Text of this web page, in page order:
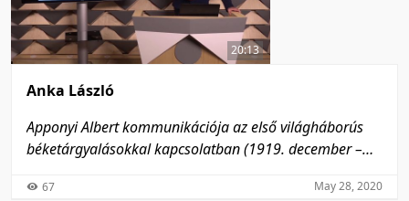
20:13
Anka László
Apponyi Albert kommunikációja az első világháborús
béketárgyalásokkal kapcsolatban (1919. december –
67 May 28, 2020